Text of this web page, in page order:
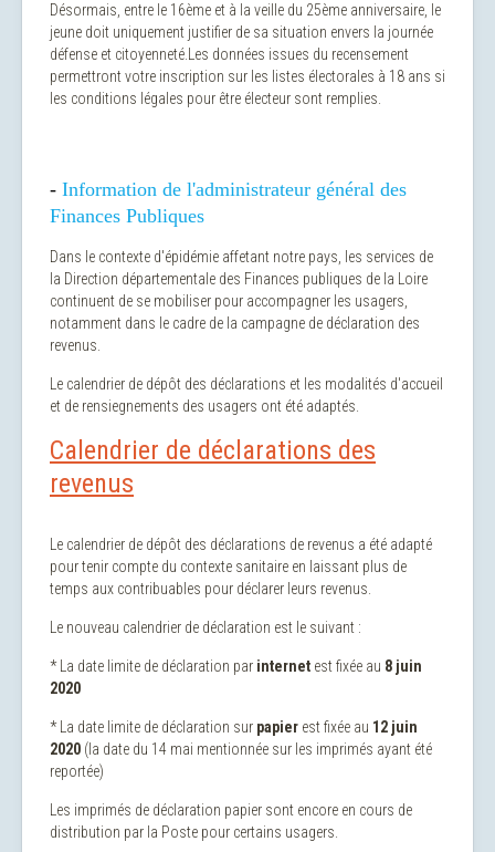
Désormais, entre le 16ème et à la veille du 25ème anniversaire, le
jeune doit uniquement justifier de sa situation envers la journée
défense et citoyenneté.Les données issues du recensement
permettront votre inscription sur les listes électorales à 18 ans si
les conditions légales pour être électeur sont remplies.
- Information de l'administrateur général des
Finances Publiques
Dans le contexte d'épidémie affetant notre pays, les services de
la Direction départementale des Finances publiques de la Loire
continuent de se mobiliser pour accompagner les usagers,
notamment dans le cadre de la campagne de déclaration des
revenus.
Le calendrier de dépôt des déclarations et les modalités d'accueil
et de rensiegnements des usagers ont été adaptés.
Calendrier de déclarations des
revenus
Le calendrier de dépôt des déclarations de revenus a été adapté
pour tenir compte du contexte sanitaire en laissant plus de
temps aux contribuables pour déclarer leurs revenus.
Le nouveau calendrier de déclaration est le suivant :
* La date limite de déclaration par internet est fixée au 8 juin
2020
* La date limite de déclaration sur papier est fixée au 12 juin
2020 (la date du 14 mai mentionnée sur les imprimés ayant été
reportée)
Les imprimés de déclaration papier sont encore en cours de
distribution par la Poste pour certains usagers.